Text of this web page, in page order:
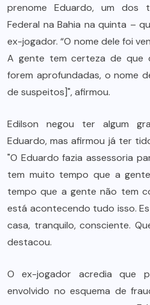
prenome Eduardo, um dos
Federal na Bahia na quinta –
ex-jogador. “O nome dele foi
A gente tem certeza de que
forem aprofundadas, o nome
de suspeitos]", afirmou.
Edilson negou ter algum
Eduardo, mas afirmou já ter
"O Eduardo fazia assessoria
tem muito tempo que a
tempo que a gente não tem
está acontecendo tudo isso.
casa, tranquilo, consciente.
destacou.
O ex-jogador acredia que
envolvido no esquema de